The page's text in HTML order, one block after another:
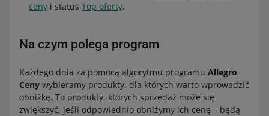
ceny i status Top oferty.
Na czym polega program
Każdego dnia za pomocą algorytmu programu Allegro
Ceny wybieramy produkty, dla których warto wprowadzić
obniżkę. To produkty, których sprzedaż może się
zwiększyć, jeśli odpowiednio obniżymy ich cenę – będą